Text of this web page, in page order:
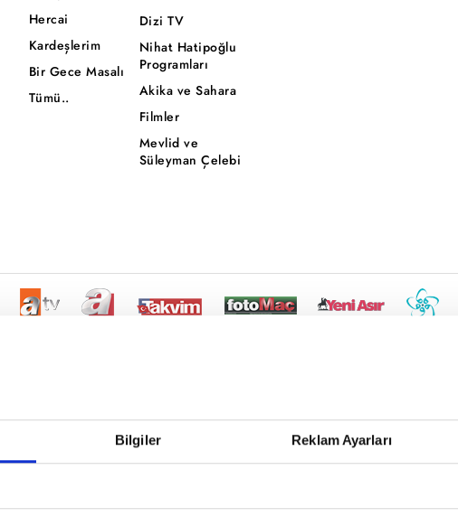
Bilgiler Reklam Ayarları
Hercai
Kardeşlerim
Bir Gece Masalı
Tümü..
Dizi TV
Nihat Hatipoğlu
Programları
Akika ve Sahara
Filmler
Mevlid ve
Süleyman Çelebi